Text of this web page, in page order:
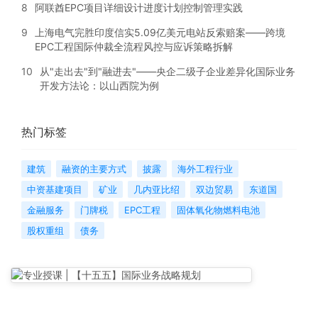
8 阿联酋EPC项目详细设计进度计划控制管理实践
9
上海电气完胜印度信实5.09亿美元电站反索赔案——跨境
EPC工程国际仲裁全流程风控与应诉策略拆解
10
从"走出去"到"融进去"——央企二级子企业差异化国际业务
开发方法论：以山西院为例
热门标签
建筑 融资的主要方式 披露
海外工程行业
中资基建项目
矿业 几内亚比绍 双边贸易
东道国
金融服务
门牌税 EPC工程
固体氧化物燃料电池
股权重组
债务